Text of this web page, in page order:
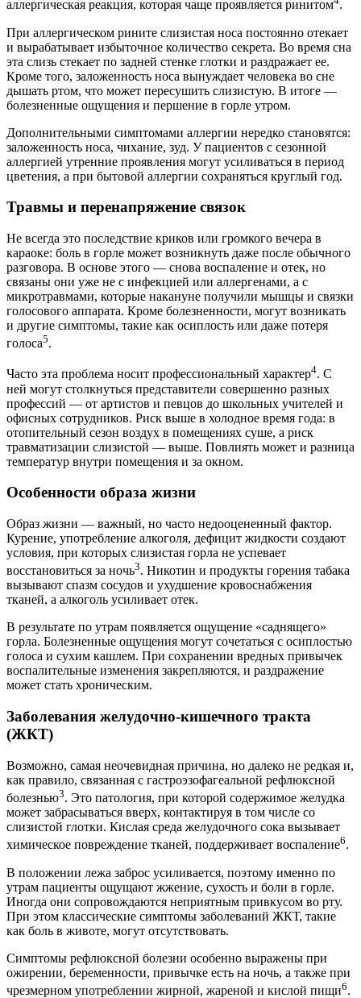
аллергическая реакция, которая чаще проявляется ринитом .
При аллергическом рините слизистая носа постоянно отекает
и вырабатывает избыточное количество секрета. Во время сна
эта слизь стекает по задней стенке глотки и раздражает ее.
Кроме того, заложенность носа вынуждает человека во сне
дышать ртом, что может пересушить слизистую. В итоге —
болезненные ощущения и першение в горле утром.
Дополнительными симптомами аллергии нередко становятся:
заложенность носа, чихание, зуд. У пациентов с сезонной
аллергией утренние проявления могут усиливаться в период
цветения, а при бытовой аллергии сохраняться круглый год.
Травмы и перенапряжение связок
Не всегда это последствие криков или громкого вечера в
караоке: боль в горле может возникнуть даже после обычного
разговора. В основе этого — снова воспаление и отек, но
связаны они уже не с инфекцией или аллергенами, а с
микротравмами, которые накануне получили мышцы и связки
голосового аппарата. Кроме болезненности, могут возникать
и другие симптомы, такие как осиплость или даже потеря
голоса5.
Часто эта проблема носит профессиональный характер4. С
ней могут столкнуться представители совершенно разных
профессий — от артистов и певцов до школьных учителей и
офисных сотрудников. Риск выше в холодное время года: в
отопительный сезон воздух в помещениях суше, а риск
травматизации слизистой — выше. Повлиять может и разница
температур внутри помещения и за окном.
Особенности образа жизни
Образ жизни — важный, но часто недооцененный фактор.
Курение, употребление алкоголя, дефицит жидкости создают
условия, при которых слизистая горла не успевает
восстановиться за ночь3. Никотин и продукты горения табака
вызывают спазм сосудов и ухудшение кровоснабжения
тканей, а алкоголь усиливает отек.
В результате по утрам появляется ощущение «саднящего»
горла. Болезненные ощущения могут сочетаться с осиплостью
голоса и сухим кашлем. При сохранении вредных привычек
воспалительные изменения закрепляются, и раздражение
может стать хроническим.
Заболевания желудочно-кишечного тракта
(ЖКТ)
Возможно, самая неочевидная причина, но далеко не редкая и,
как правило, связанная с гастроэзофагеальной рефлюксной
болезнью3. Это патология, при которой содержимое желудка
может забрасываться вверх, контактируя в том числе со
слизистой глотки. Кислая среда желудочного сока вызывает
химическое повреждение тканей, поддерживает воспаление6.
В положении лежа заброс усиливается, поэтому именно по
утрам пациенты ощущают жжение, сухость и боли в горле.
Иногда они сопровождаются неприятным привкусом во рту.
При этом классические симптомы заболеваний ЖКТ, такие
как боль в животе, могут отсутствовать.
Симптомы рефлюксной болезни особенно выражены при
ожирении, беременности, привычке есть на ночь, а также при
чрезмерном употреблении жирной, жареной и кислой пищи6.